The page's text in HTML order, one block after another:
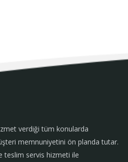
verdiği tüm konularda
memnuniyetini ön planda tutar.
teslim servis hizmeti ile